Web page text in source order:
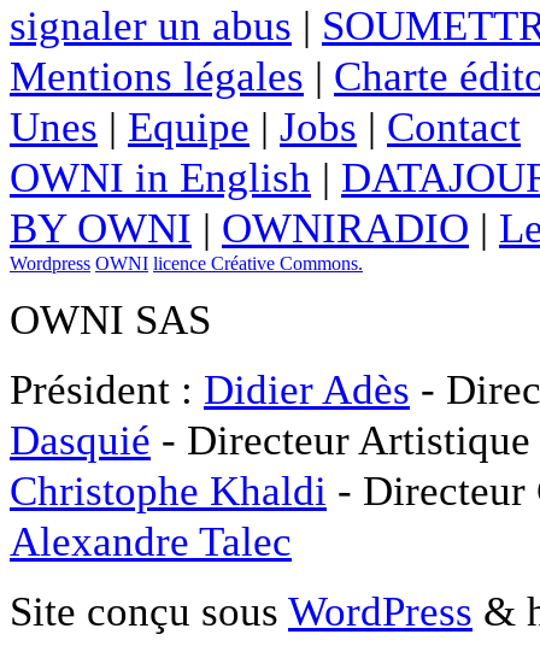
signaler un abus |
Mentions légales | Charte
Unes | Equipe | Jobs | Contact
OWNI in English |
BY OWNI | OWNIRADIO |
Wordpress OWNI licence Créative Commons.
OWNI SAS
Président : Didier Adès -
Dasquié - Directeur
Christophe Khaldi -
Alexandre Talec
Site conçu sous WordPress &